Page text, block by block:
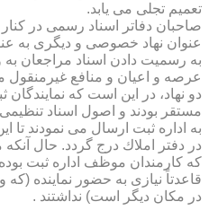
تعمیم تجلی می یابد.
صاحبان دفاتر اسناد رسمی در
عنوان نهاد خصوصی و دیگری به
به رسمیت دادن اسناد مراجعان
عرصه و اعیان و منافع غیرمنقول
دو نهاد، در این است كه
مستقر بودند و اصول اسناد
به اداره ثبت ارسال می نمودند تا
در دفتر املاك درج گردد. حال
كه كارمندان موظف اداره ثبت بوده
قاعدتاً نیازی به حضور نماینده
در مكان دیگر است) نداشتند .